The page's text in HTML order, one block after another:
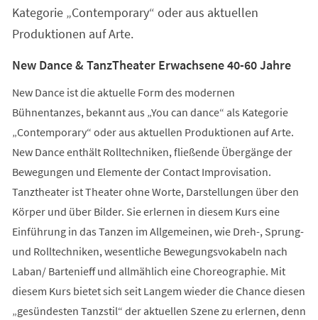
Kategorie „Contemporary“ oder aus aktuellen
Produktionen auf Arte.
New Dance & TanzTheater Erwachsene 40-60 Jahre
New Dance ist die aktuelle Form des modernen
Bühnentanzes, bekannt aus „You can dance“ als Kategorie
„Contemporary“ oder aus aktuellen Produktionen auf Arte.
New Dance enthält Rolltechniken, fließende Übergänge der
Bewegungen und Elemente der Contact Improvisation.
Tanztheater ist Theater ohne Worte, Darstellungen über den
Körper und über Bilder. Sie erlernen in diesem Kurs eine
Einführung in das Tanzen im Allgemeinen, wie Dreh-, Sprung-
und Rolltechniken, wesentliche Bewegungsvokabeln nach
Laban/ Bartenieff und allmählich eine Choreographie. Mit
diesem Kurs bietet sich seit Langem wieder die Chance diesen
„gesündesten Tanzstil“ der aktuellen Szene zu erlernen, denn